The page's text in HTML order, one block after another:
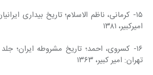
۱۵- کرمانی، ناظم الاسلام؛ تاریخ بیداری
امیرکبیر، ۱۳۸۱
۱۶- کسروی، احمد؛ تاریخ مشروطه ایران؛
تهران: امیر کبیر، ۱۳۶۳